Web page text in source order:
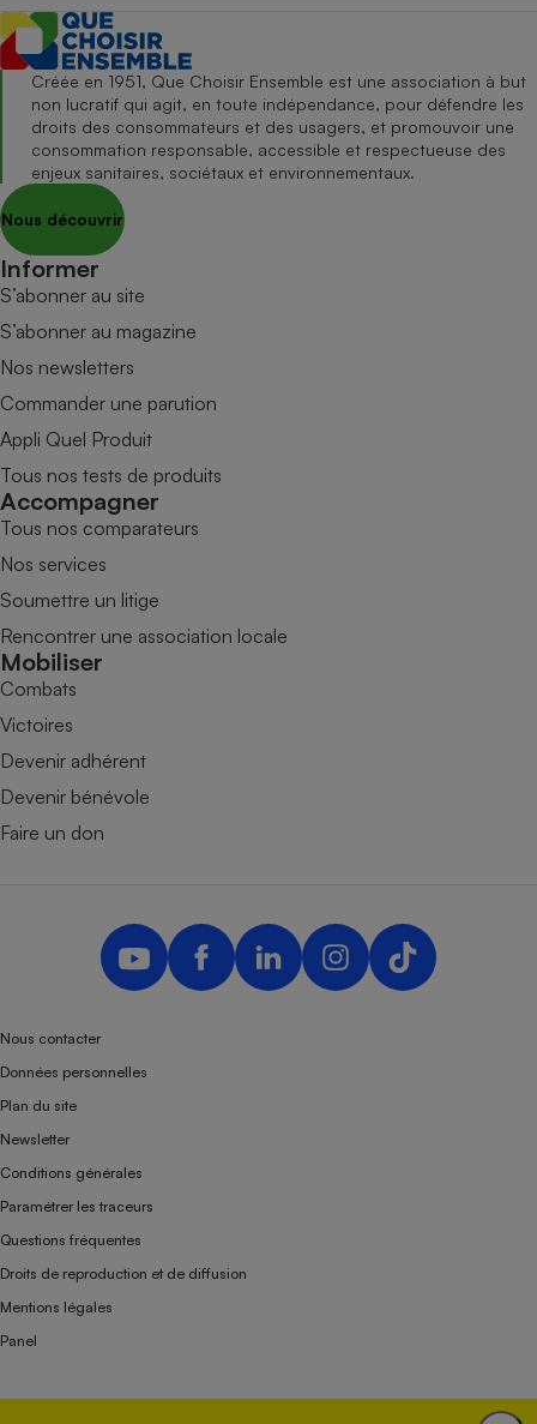
Créée en 1951, Que Choisir Ensemble est une association à but
non lucratif qui agit, en toute indépendance, pour défendre les
droits des consommateurs et des usagers, et promouvoir une
consommation responsable, accessible et respectueuse des
enjeux sanitaires, sociétaux et environnementaux.
Nous découvrir
Informer
S’abonner au site
S’abonner au magazine
Nos newsletters
Commander une parution
Appli Quel Produit
Tous nos tests de produits
Accompagner
Tous nos comparateurs
Nos services
Soumettre un litige
Rencontrer une association locale
Mobiliser
Combats
Victoires
Devenir adhérent
Devenir bénévole
Faire un don
Nous contacter
Données personnelles
Plan du site
Newsletter
Conditions générales
Paramétrer les traceurs
Questions fréquentes
Droits de reproduction et de diffusion
Mentions légales
Panel
Association indépendante de l’État, des syndicats, des producteurs et des